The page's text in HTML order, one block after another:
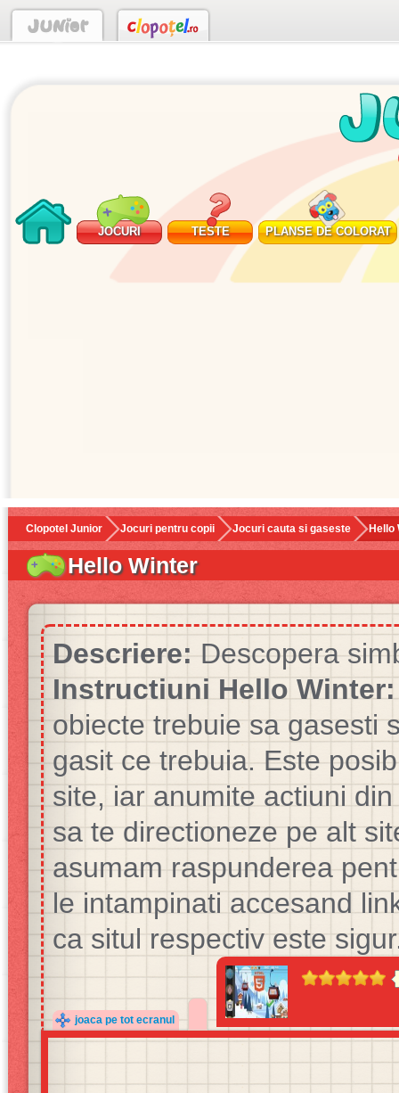
JOCURI TESTE PLANSE DE COLORAT
Clopotel Junior Jocuri pentru copii Jocuri cauta si gaseste Hello
Hello Winter
Descriere: Descopera
Instructiuni Hello Winter:
obiecte trebuie sa gasesti
gasit ce trebuia. Este
site, iar anumite actiuni
sa te directioneze pe alt
asumam raspunderea
le intampinati accesand
ca situl respectiv este
joaca pe tot ecranul